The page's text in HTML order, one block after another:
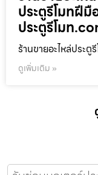
ประตูรีโมทฝี
ประตูรีโมท
ร้านขายอะไหล่ประตู
ดูเพิ่มเติม »